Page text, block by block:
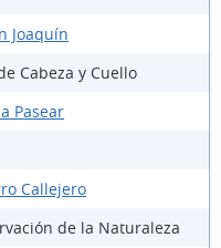
Joaquín
Cabeza y Cuello
Pasear
Callejero
de la Naturaleza